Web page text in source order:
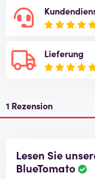
Lieferung
1 Rezension
Lesen Sie
BlueTomato
B